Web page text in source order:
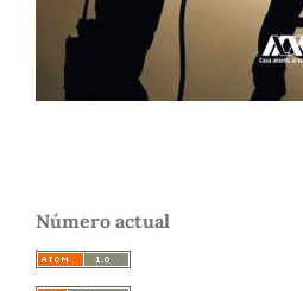
Número actual